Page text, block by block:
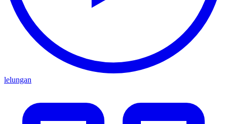
lelungan